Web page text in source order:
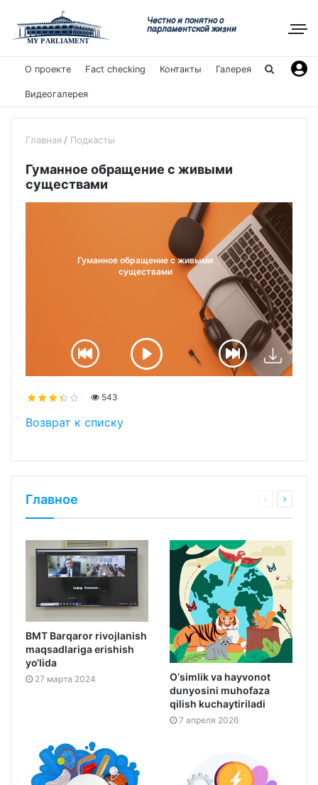
Честно и понятно о
парламентской жизни
О проекте Fact checking Контакты Галерея
Видеогалерея
Главная Подкасты
Гуманное обращение с живыми
существами
Гуманное обращение с живыми
существами
543
Возврат к списку
Главное
BMT Barqaror rivojlanish
maqsadlariga erishish
yo‘lida
27 марта 2024
O‘simlik va hayvonot
dunyosini muhofaza
qilish kuchaytiriladi
7 апреля 2026